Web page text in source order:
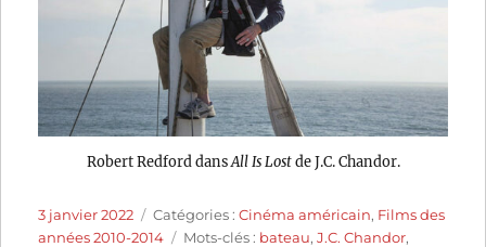
Robert Redford dansAll Is Lostde J.C. Chandor.
Publié
le
3 janvier 2022 Catégories
Catégories :Cinéma américain, Films des
années 2010-2014
Étiquettes
Mots-clés : bateau,J.C. Chandor,